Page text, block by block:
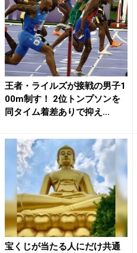
王者・ライルズが接戦の男子1
00m制す！ 2位トンプソンを
同タイム着差ありで抑え...
宝くじが当たる人にだけ共通